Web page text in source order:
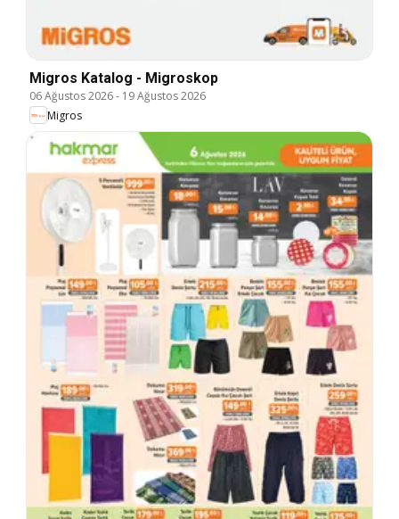
Migros Katalog - Migroskop
06 Ağustos 2026- 19 Ağustos 2026
Migros